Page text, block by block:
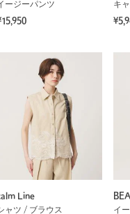
ージーパンツ
キ
Line
ャツ / ブラウス
イ